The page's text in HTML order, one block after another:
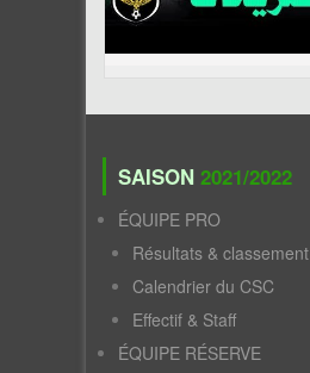
SAISON 2021/2022
ÉQUIPE PRO
Résultats & classement
Calendrier du CSC
Effectif & Staff
ÉQUIPE RÉSERVE